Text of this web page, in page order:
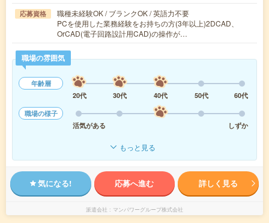
応募資格
職種未経験OK / ブランクOK / 英語力不要
PCを使用した業務経験をお持ちの方(3年以上)2DCAD、
OrCAD(電子回路設計用CAD)の操作が…
職場の雰囲気
年齢層
20代
30代 40代 50代
60代
職場の様子
活気がある
しずか
もっと見る
気になる! 応募へ進む 詳しく見る
派遣会社 マンパワーグループ株式会社